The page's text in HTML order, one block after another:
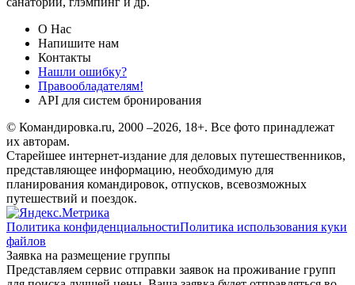
О Нас
Напишите нам
Контакты
Нашли ошибку?
Правообладателям!
API для систем бронирования
© Командировка.ru, 2000 –2026, 18+. Все фото принадлежат
их авторам.
Старейшее интернет-издание для деловых путешественников,
представляющее информацию, необходимую для
планирования командировок, отпусков, всевозможных
путешествий и поездок.
Политика конфиденциальностиПолитика использования куки
файлов
Заявка на размещение группы
Представляем сервис отправки заявок на проживание групп